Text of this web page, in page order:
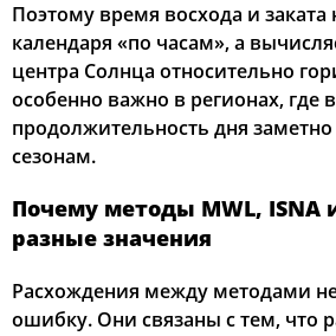
29, Сб 04:18 06:12 13:08
30, Вс 04:20 06:14 13:07
31, Пн 06:15
Поэтому время восхода и заката
календаря «по часам», а
центра Солнца относительно
особенно важно в регионах, где
продолжительность дня
сезонам.
Почему методы MWL, ISNA
разные значения
Расхождения между методами
ошибку. Они связаны с тем, что